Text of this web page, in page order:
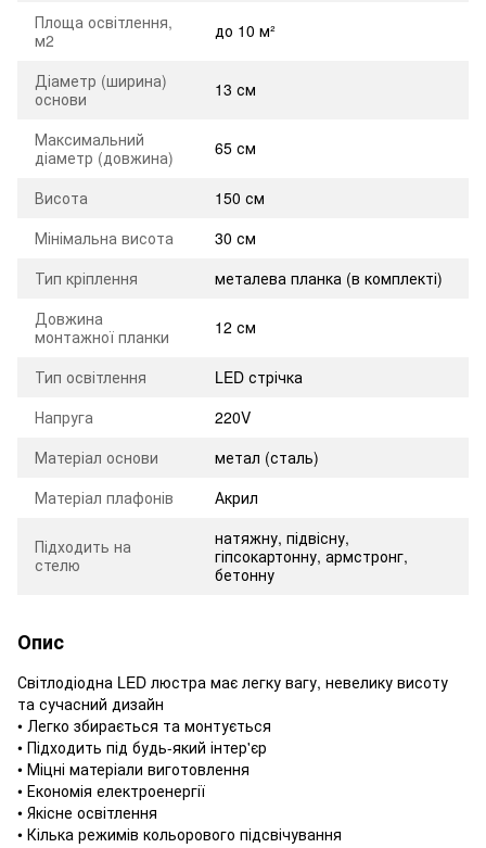
Площа освітлення,
м2
до 10 м²
Діаметр (ширина)
основи
13 см
Максимальний
діаметр (довжина)
65 см
Висота
150 см
Мінімальна висота
30 см
Тип кріплення
металева планка (в комплекті)
Довжина
монтажної планки
12 см
Тип освітлення
LED стрічка
Напруга
220V
Матеріал основи
метал (сталь)
Матеріал плафонів
Акрил
Підходить на
стелю
натяжну, підвісну,
гіпсокартонну, армстронг,
бетонну
Опис
Світлодіодна LED люстра має легку вагу, невелику висоту
та сучасний дизайн
• Легко збирається та монтується
• Підходить під будь-який інтер'єр
• Міцні матеріали виготовлення
• Економія електроенергії
• Якісне освітлення
• Кілька режимів кольорового підсвічування